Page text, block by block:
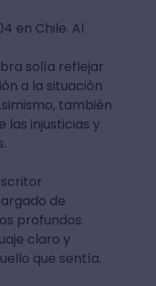
en Chile. Al
solía reflejar
a la situación
también
las injusticias y
de
profundos.
claro y
que sentía.